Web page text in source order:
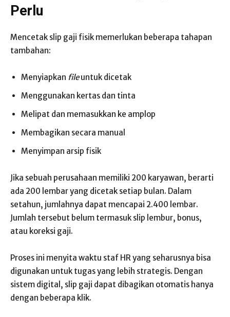
Perlu
Mencetak slip gaji fisik memerlukan beberapa tahapan
tambahan:
Menyiapkan fileuntuk dicetak
Menggunakan kertas dan tinta
Melipat dan memasukkan ke amplop
Membagikan secara manual
Menyimpan arsip fisik
Jika sebuah perusahaan memiliki 200 karyawan, berarti
ada 200 lembar yang dicetak setiap bulan. Dalam
setahun, jumlahnya dapat mencapai 2.400 lembar.
Jumlah tersebut belum termasuk slip lembur, bonus,
atau koreksi gaji.
Proses ini menyita waktu staf HR yang seharusnya bisa
digunakan untuk tugas yang lebih strategis. Dengan
sistem digital, slip gaji dapat dibagikan otomatis hanya
dengan beberapa klik.